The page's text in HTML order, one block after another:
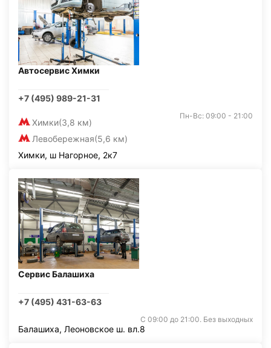
Автосервис Химки
+7 (495) 989-21-31
Химки(3,8 км)
Левобережная(5,6 км)
Пн-Вс: 09:00 - 21:00
Химки, ш Нагорное, 2к7
Сервис Балашиха
+7 (495) 431-63-63
С 09:00 до 21:00. Без выходных
Балашиха, Леоновское ш. вл.8